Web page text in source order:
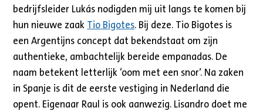
bedrijfsleider Lukás nodigden mij uit langs te komen bij
hun nieuwe zaak Tio Bigotes. Bij deze. Tio Bigotes is
een Argentijns concept dat bekendstaat om zijn
authentieke, ambachtelijk bereide empanadas. De
naam betekent letterlijk ‘oom met een snor’. Na zaken
in Spanje is dit de eerste vestiging in Nederland die
opent. Eigenaar Raul is ook aanwezig. Lisandro doet me